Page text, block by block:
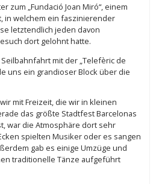
zum „Fundació Joan Miró“, einem
in welchem ein faszinierender
letztendlich jeden davon
dort gelohnt hatte.
mit der „Telefèric de
uns ein grandioser Block über die
mit Freizeit, die wir in kleinen
das größte Stadtfest Barcelonas
war die Atmosphäre dort sehr
spielten Musiker oder es sangen
gab es einige Umzüge und
traditionelle Tänze aufgeführt